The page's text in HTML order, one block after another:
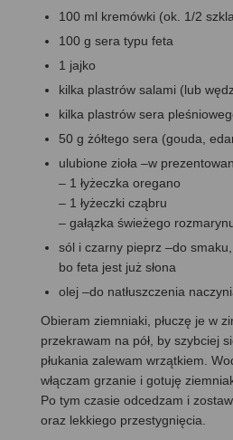
100 ml kremówki (ok. 1/2
100 g sera typu feta
1 jajko
kilka plastrów salami (lub
kilka plastrów sera
50 g żółtego sera (gouda,
ulubione zioła –w
– 1 łyżeczka oregano
– 1 łyżeczki cząbru
– gałązka świeżego
sól i czarny pieprz –do
bo feta jest już słona
olej –do natłuszczenia
Obieram ziemniaki, płuczę je w
przekrawam na pół, by szybciej
płukania zalewam wrzątkiem.
włączam grzanie i gotuję
Po tym czasie odcedzam i
oraz lekkiego przestygnięcia.